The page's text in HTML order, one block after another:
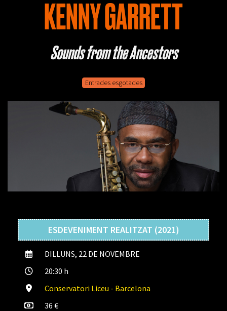
KENNY GARRETT
Sounds from the Ancestors
Entrades esgotades
ESDEVENIMENT REALITZAT (2021)
DILLUNS, 22 DE NOVEMBRE
20:30 h
Conservatori Liceu - Barcelona
36 €